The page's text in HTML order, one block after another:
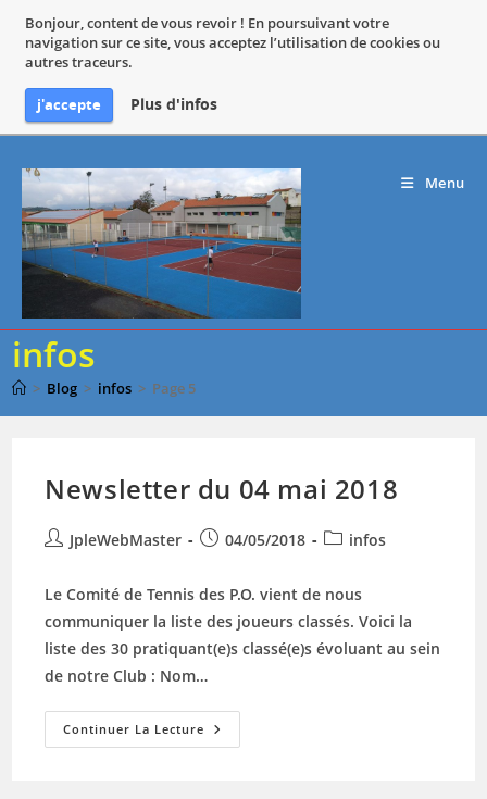
Bonjour, content de vous revoir ! En poursuivant votre
navigation sur ce site, vous acceptez l’utilisation de cookies ou
autres traceurs.
j'accepte Plus d'infos
content
Menu
infos
> Blog > infos > Page 5
Newsletter du 04 mai 2018
Auteur/autrice
la
publication :
JpleWebMaster
Publication
04/05/2018
Postinfos
Le Comité de Tennis des P.O. vient de nous
communiquer la liste des joueurs classés. Voici la
liste des 30 pratiquant(e)s classé(e)s évoluant au sein
de notre Club : Nom…
Continuer La Lecture Newsletter
Du